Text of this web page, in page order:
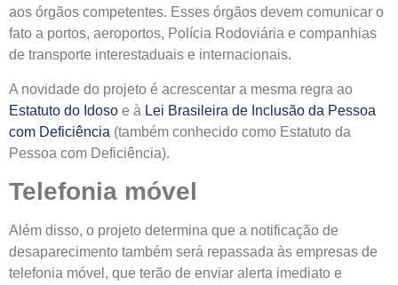
aos órgãos competentes. Esses órgãos devem comunicar o
fato a portos, aeroportos, Polícia Rodoviária e companhias
de transporte interestaduais e internacionais.
A novidade do projeto é acrescentar a mesma regra ao
Estatuto do Idoso e à Lei Brasileira de Inclusão da Pessoa
com Deficiência (também conhecido como Estatuto da
Pessoa com Deficiência).
Telefonia móvel
Além disso, o projeto determina que a notificação de
desaparecimento também será repassada às empresas de
telefonia móvel, que terão de enviar alerta imediato e